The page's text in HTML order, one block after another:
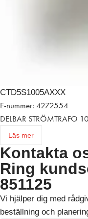
CTD5S1005AXXX
E-nummer: 4272554
DELBAR STRÖMTRAFO
Läs mer
Kontakta
Ring
851125
Vi hjälper dig med
beställning och